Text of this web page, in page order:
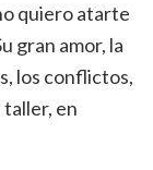
quiero atarte
gran amor, la
los conflictos,
taller, en